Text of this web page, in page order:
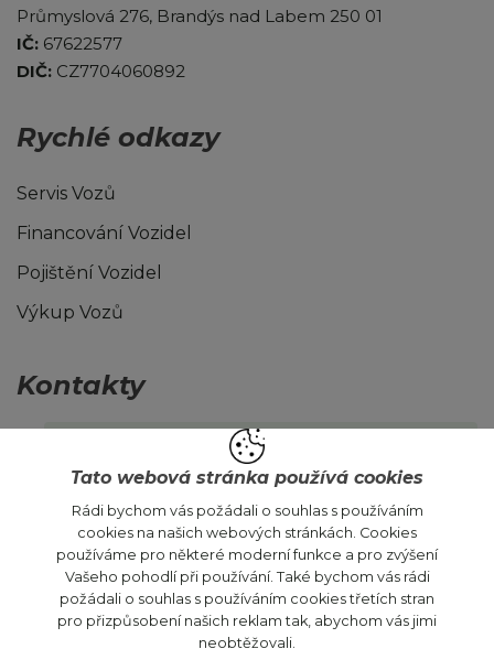
Tato webová stránka používá cookies
Rádi bychom vás požádali o souhlas s používáním
cookies na našich webových stránkách. Cookies
používáme pro některé moderní funkce a pro zvýšení
Vašeho pohodlí při používání. Také bychom vás rádi
požádali o souhlas s používáním cookies třetích stran
pro přizpůsobení našich reklam tak, abychom vás jimi
neobtěžovali.
Průmyslová 276, Brandýs nad Labem 250 01
IČ: 67622577
DIČ: CZ7704060892
Rychlé odkazy
Servis Vozů
Financování Vozidel
Pojištění Vozidel
Výkup Vozů
Kontakty
ojetevozy@autojokr.cz
Pondělí - Pátek:9:00 – 17:00
Sobota:9:00 – 12:00